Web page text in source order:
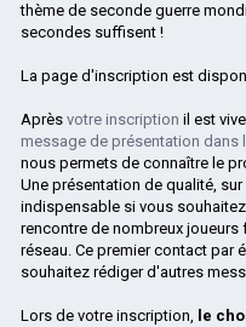
thème de seconde guerre
secondes suffisent !
La page d'inscription est
Après votre inscription il est
message de présentation dans
nous permets de connaître le
Une présentation de qualité,
indispensable si vous
rencontre de nombreux
réseau. Ce premier contact par
souhaitez rédiger d'autres
Lors de votre inscription, le